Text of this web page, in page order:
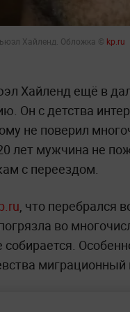
Хайленд. Обложка © kp.ru
Хайленд ещё в
Он с детства
не поверил
лет мужчина не
с переездом.
, что перебрался
во
собирается.
миграционный